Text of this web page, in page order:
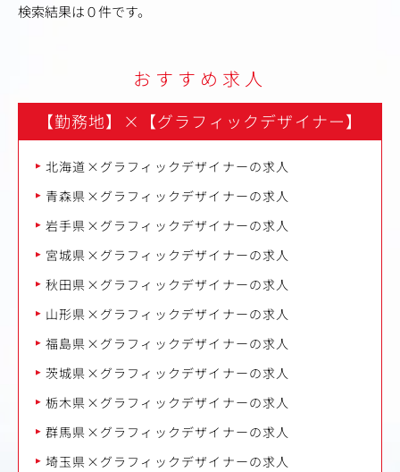
検索結果は０件です。
おすすめ求人
【勤務地】 × 【グラフィックデザイナー】
北海道×グラフィックデザイナーの求人
青森県×グラフィックデザイナーの求人
岩手県×グラフィックデザイナーの求人
宮城県×グラフィックデザイナーの求人
秋田県×グラフィックデザイナーの求人
山形県×グラフィックデザイナーの求人
福島県×グラフィックデザイナーの求人
茨城県×グラフィックデザイナーの求人
栃木県×グラフィックデザイナーの求人
群馬県×グラフィックデザイナーの求人
埼玉県×グラフィックデザイナーの求人